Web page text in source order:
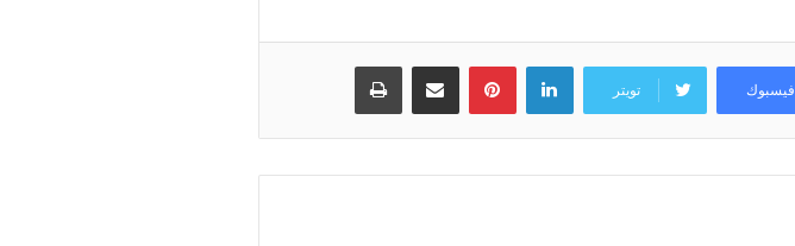
فيسبوك تويتر
لينكدإن بينتيريستمشاركة عبر البريد طباعة